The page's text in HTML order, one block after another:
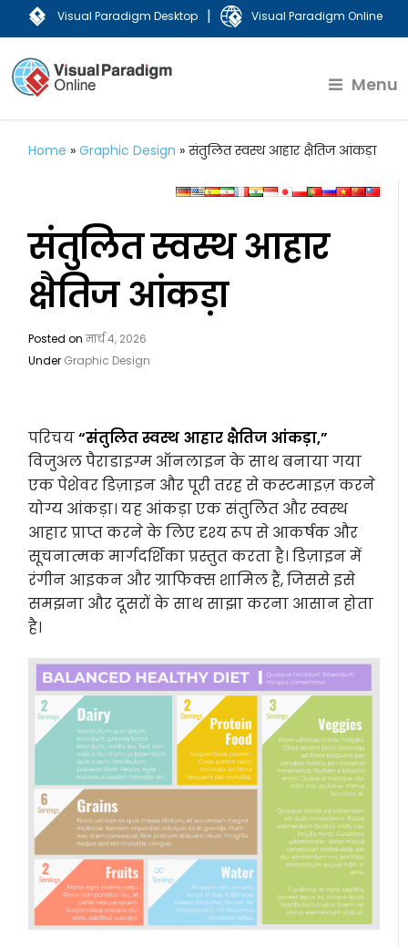
Visual Paradigm Desktop | Visual Paradigm Online
Menu
Home »Graphic Design »संतुलित स्वस्थ आहार क्षैतिज आंकड़ा
संतुलित स्वस्थ आहार
क्षैतिज आंकड़ा
Posted onमार्च 4, 2026
Under Graphic Design
परिचय“संतुलित स्वस्थ आहार क्षैतिज आंकड़ा,”
विजुअल पैराडाइग्म ऑनलाइन के साथ बनाया गया
एक पेशेवर डिज़ाइन और पूरी तरह से कस्टमाइज़ करने
योग्य आंकड़ा। यह आंकड़ा एक संतुलित और स्वस्थ
आहार प्राप्त करने के लिए दृश्य रूप से आकर्षक और
सूचनात्मक मार्गदर्शिका प्रस्तुत करता है। डिज़ाइन में
रंगीन आइकन और ग्राफिक्स शामिल हैं, जिससे इसे
समझना और दूसरों के साथ साझा करना आसान होता
है।